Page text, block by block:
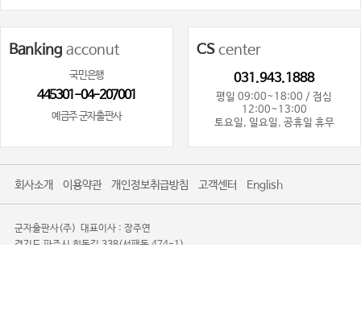
Banking acconut
국민은행
445301-04-207001
예금주 군자출판사
CScenter
031.943.1888
평일 09:00~18:00 / 점심
12:00~13:00
토요일, 일요일, 공휴일 휴무
회사소개 이용약관 개인정보취급방침 고객센터 English
군자출판사(주) 대표이사 : 장주연
경기도 파주시 회동길 338(서패동 474-1)